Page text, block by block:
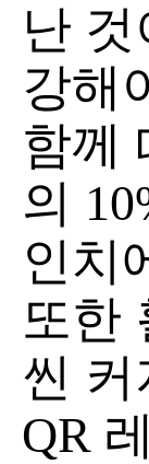
난
강해
함께
의
인치
또한
씬 커
QR